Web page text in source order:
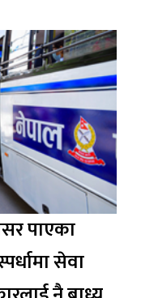
पाएका
सेवा